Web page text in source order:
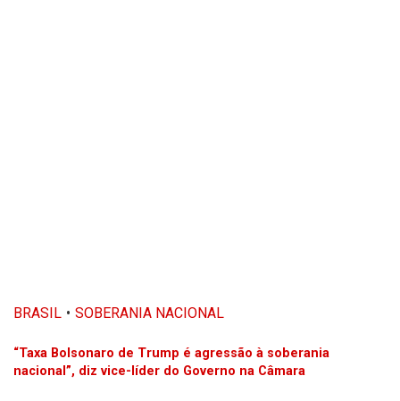
BRASIL SOBERANIA NACIONAL
“Taxa Bolsonaro de Trump é agressão à soberania
nacional”, diz vice-líder do Governo na Câmara